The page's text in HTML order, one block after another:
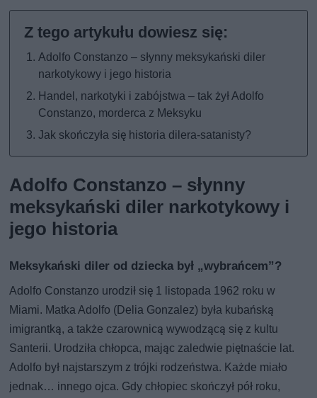
Adolfo Constanzo – słynny meksykański diler
narkotykowy i jego historia
Handel, narkotyki i zabójstwa – tak żył Adolfo
Constanzo, morderca z Meksyku
Jak skończyła się historia dilera-satanisty?
Adolfo Constanzo – słynny
meksykański diler narkotykowy i
jego historia
Meksykański diler od dziecka był „wybrańcem”?
Adolfo Constanzo urodził się 1 listopada 1962 roku w
Miami. Matka Adolfo (Delia Gonzalez) była kubańską
imigrantką, a także czarownicą wywodzącą się z kultu
Santerii. Urodziła chłopca, mając zaledwie piętnaście lat.
Adolfo był najstarszym z trójki rodzeństwa. Każde miało
jednak… innego ojca. Gdy chłopiec skończył pół roku,